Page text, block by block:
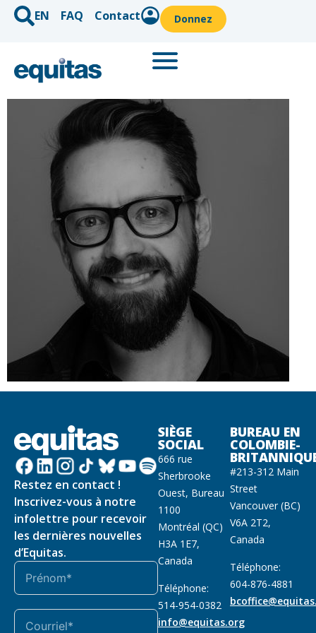
EN FAQ Contact Donnez
Restez en contact !
Inscrivez-vous à notre
infolettre pour recevoir
les dernières nouvelles
d’Equitas.
SIÈGE
SOCIAL
666 rue
Sherbrooke
Ouest, Bureau
1100
Montréal (QC)
H3A 1E7,
Canada
Téléphone:
514-954-0382
info@equitas.org
BUREAU EN
COLOMBIE-
#213-312 Main
Street
Vancouver (BC)
V6A 2T2,
Canada
Téléphone:
604-876-4881